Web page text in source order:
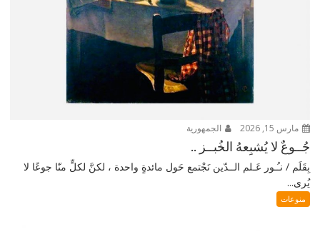
مارس 15, 2026 الجمهورية
جُــوعٌ لا يُشبِعهُ الخُبــز ..
بِقَلَم / نـُـور عَـلم الــدّين نَجْتمع حَول مائدةٍ واحدة ، لكنَّ لكلٍّ منّا جوعًا لا
يُرى...
منوعات